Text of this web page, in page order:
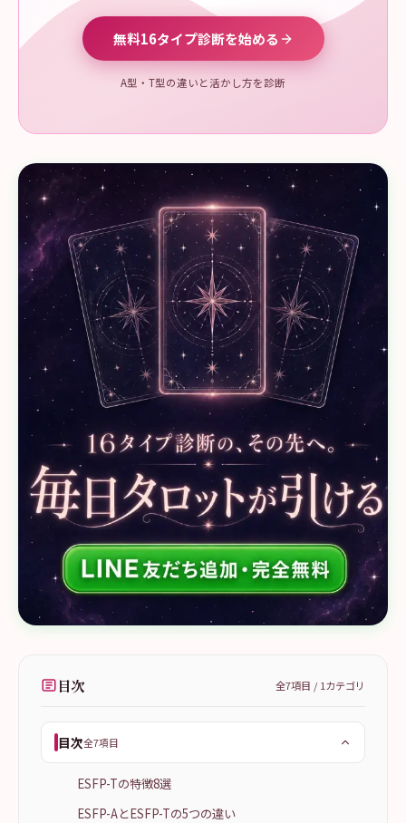
無料16タイプ診断を始める
A型・T型の違いと活かし方を診断
目次 全7項目 / 1カテゴリ
目次全7項目
ESFP-Tの特徴8選
ESFP-AとESFP-Tの5つの違い